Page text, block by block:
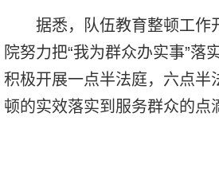
据悉，队伍教育整顿工作
院努力把“我为群众办实事”落
积极开展一点半法庭，六点半
顿的实效落实到服务群众的点